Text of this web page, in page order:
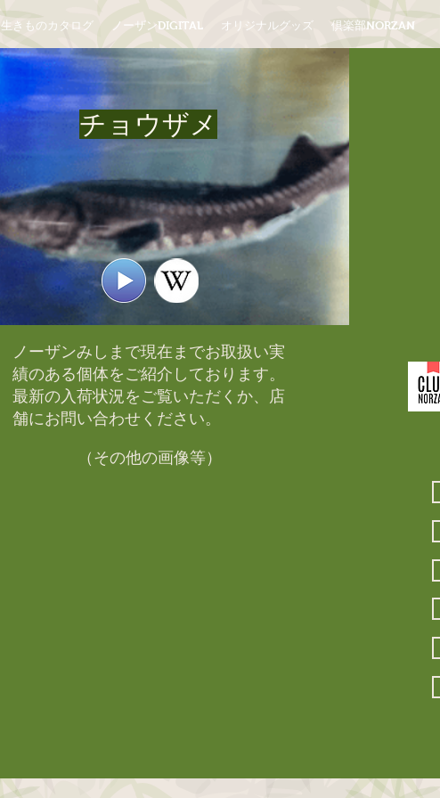
生きものカタログ ノーザンDIGITAL オリジナルグッズ 倶楽部NORZAN
チョウザメ
ノーザンみしまで現在までお取扱い実
績のある個体をご紹介しております。​
最新の入荷状況をご覧いただくか、店
舗にお問い合わせください。​
（その他の画像等）